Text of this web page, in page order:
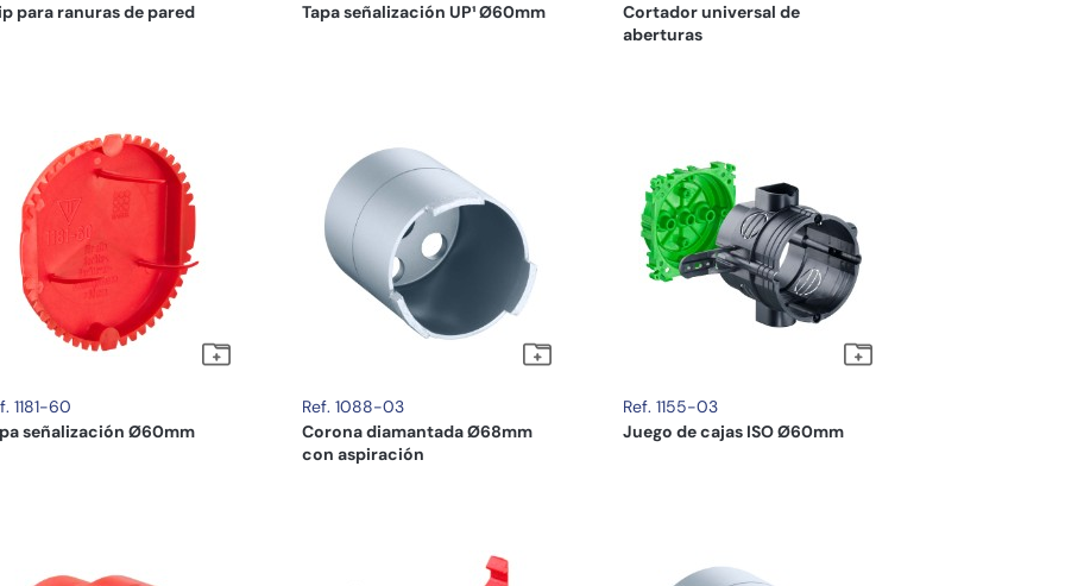
para ranuras de pared
Tapa señalización UP¹ Ø60mm
Cortador universal de
aberturas
1181-60
señalización Ø60mm
Ref. 1088-03
Corona diamantada Ø68mm
con aspiración
Ref. 1155-03
Juego de cajas ISO Ø60mm